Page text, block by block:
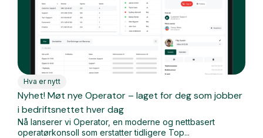
Hva er nytt
Nyhet! Møt nye Operator – laget for deg som jobber
i bedriftsnettet hver dag
Nå lanserer vi Operator, en moderne og nettbasert
operatørkonsoll som erstatter tidligere Top...